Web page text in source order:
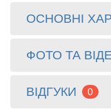
ОСНОВНІ
ФОТО ТА
ВІДГУКИ 0